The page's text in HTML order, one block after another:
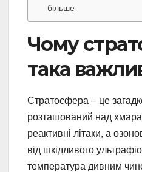
більше
Чому
така
Стратосфера – це
розташований над
реактивні літаки, а
від шкідливого
температура дивним